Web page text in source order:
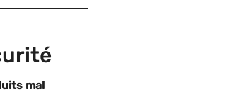
mal